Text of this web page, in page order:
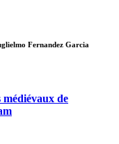
Fernandez Garcia
médiévaux de